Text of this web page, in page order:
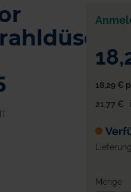
18,29 €
21,77 €
Menge